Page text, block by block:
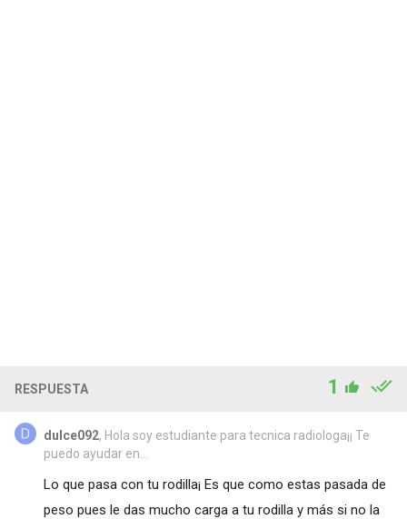
RESPUESTA 1
dulce092, Hola soy estudiante para tecnica radiologa¡¡ Te
puedo ayudar en...
Lo que pasa con tu rodilla¡ Es que como estas pasada de
peso pues le das mucho carga a tu rodilla y más si no la